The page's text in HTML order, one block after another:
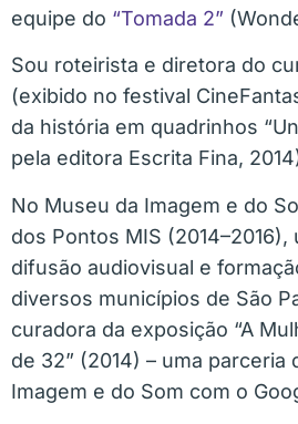
equipe do “Tomada 2”
Sou roteirista e diretora do
(exibido no festival
da história em quadrinhos
pela editora Escrita Fina,
No Museu da Imagem e do
dos Pontos MIS (2014–2016),
difusão audiovisual e
diversos municípios de São
curadora da exposição “A
de 32” (2014) – uma parceria
Imagem e do Som com o